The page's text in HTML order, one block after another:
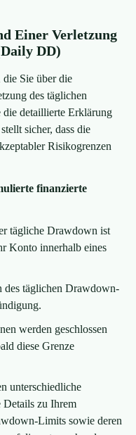
Einer Verletzung
DD)
Sie über die
des täglichen
detaillierte Erklärung
sicher, dass die
Risikogrenzen
finanzierte
tägliche Drawdown ist
Konto innerhalb eines
des täglichen Drawdown-
werden geschlossen
diese Grenze
unterschiedliche
zu Ihrem
Limits sowie deren